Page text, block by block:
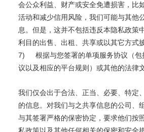
会公众利益、财产或安全免遭损害，比
活动和减少信用风险，我们可能与其他
息。但是，这并不包括违反本隐私政策
利目的出售、出租、共享或以其它方式
7)
根据与您签署的单项服务协议（
议以及相应的平台规则）或其他的法律
我们仅会出于合法、正当、必要、特定
的信息。对我们与之共享信息的公司、
与其签署严格的保密协定，要求他们按